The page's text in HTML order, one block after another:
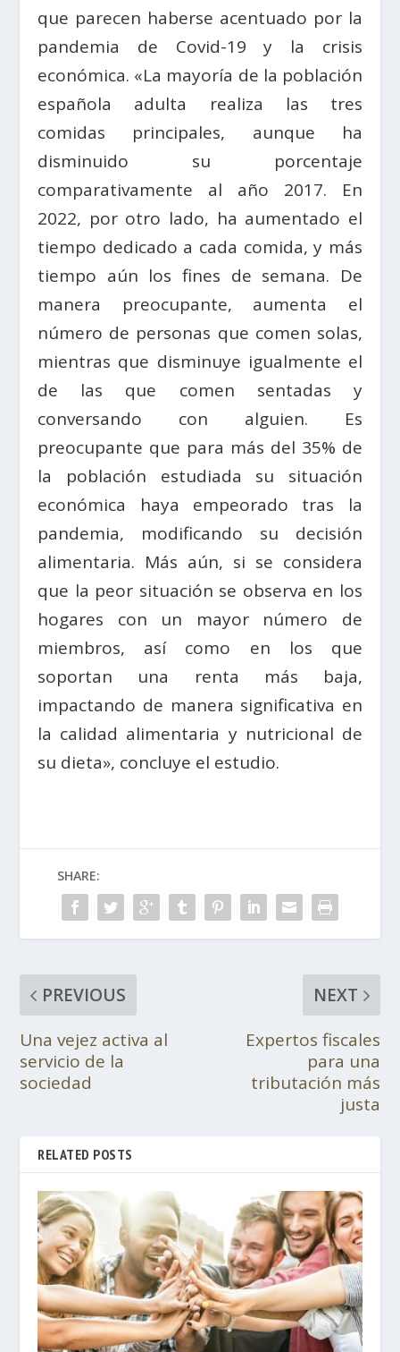
que parecen haberse acentuado por la
pandemia de Covid-19 y la crisis
económica. «La mayoría de la población
española adulta realiza las tres
comidas principales, aunque ha
disminuido su porcentaje
comparativamente al año 2017. En
2022, por otro lado, ha aumentado el
tiempo dedicado a cada comida, y más
tiempo aún los fines de semana. De
manera preocupante, aumenta el
número de personas que comen solas,
mientras que disminuye igualmente el
de las que comen sentadas y
conversando con alguien. Es
preocupante que para más del 35% de
la población estudiada su situación
económica haya empeorado tras la
pandemia, modificando su decisión
alimentaria. Más aún, si se considera
que la peor situación se observa en los
hogares con un mayor número de
miembros, así como en los que
soportan una renta más baja,
impactando de manera significativa en
la calidad alimentaria y nutricional de
su dieta», concluye el estudio.
SHARE:
PREVIOUS
Una vejez activa al
servicio de la
sociedad
NEXT
Expertos fiscales
para una
tributación más
justa
RELATED POSTS